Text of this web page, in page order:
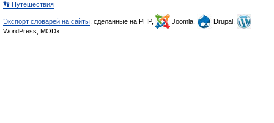
👣 Путешествия
Экспорт словарей на сайты , сделанные на PHP, Joomla,
Drupal,
WordPress, MODx.